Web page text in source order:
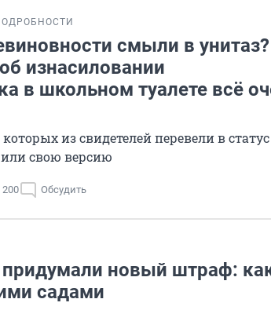
смыли в унитаз?
изнасиловании
в школьном туалете всё
из свидетелей перевели в статус
свою версию
200 Обсудить
новый штраф:
садами